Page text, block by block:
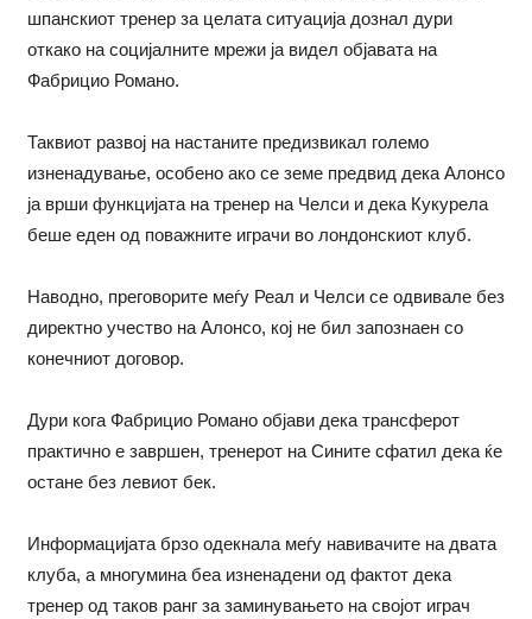
шпанскиот тренер за целата ситуација дознал дури
откако на социјалните мрежи ја видел објавата на
Фабрицио Романо.
Таквиот развој на настаните предизвикал големо
изненадување, особено ако се земе предвид дека Алонсо
ја врши функцијата на тренер на Челси и дека Кукурела
беше еден од поважните играчи во лондонскиот клуб.
Наводно, преговорите меѓу Реал и Челси се одвивале без
директно учество на Алонсо, кој не бил запознаен со
конечниот договор.
Дури кога Фабрицио Романо објави дека трансферот
практично е завршен, тренерот на Сините сфатил дека ќе
остане без левиот бек.
Информацијата брзо одекнала меѓу навивачите на двата
клуба, а многумина беа изненадени од фактот дека
тренер од таков ранг за заминувањето на својот играч